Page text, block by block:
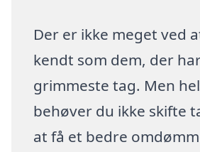
Der er ikke meget ved
kendt som dem, der
grimmeste tag. Men
behøver du ikke skifte
at få et bedre